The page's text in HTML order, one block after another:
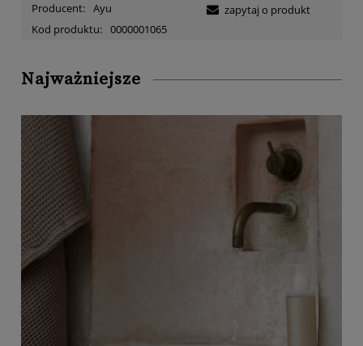
Producent: Ayu
Kod produktu: 0000001065
zapytaj o produkt
Najważniejsze